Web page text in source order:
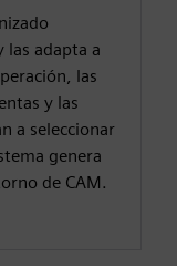
las adapta a
las
y las
a seleccionar
genera
de CAM.